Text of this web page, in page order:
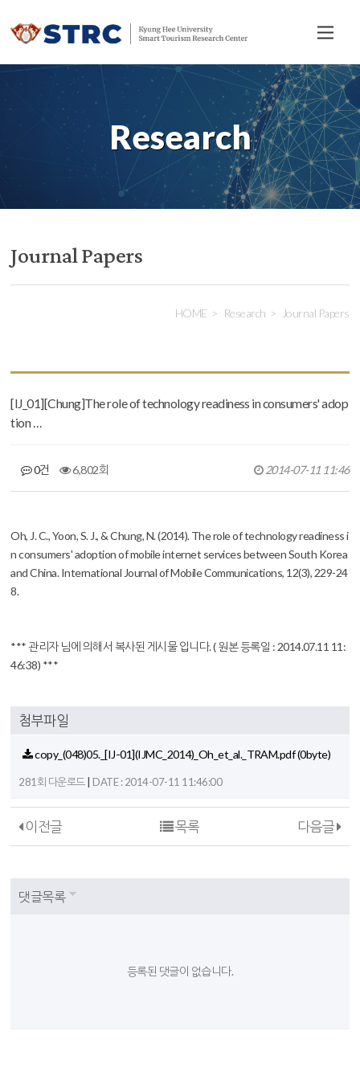
전
체
메
뉴
Research
Journal Papers
HOME Research Journal Papers
[IJ_01][Chung]The role of technology readiness in consumers' adop
tion …
0건 6,802회 2014-07-11 11:46
Oh, J. C., Yoon, S. J., & Chung, N. (2014). The role of technology readiness i
n consumers' adoption of mobile internet services between South Korea
and China.International Journal of Mobile Communications, 12(3), 229-24
8.
*** 관리자 님에 의해서 복사된 게시물 입니다. ( 원본 등록일 : 2014.07.11 11:
46:38) ***
첨부파일
copy_(048)05._[IJ-01](IJMC_2014)_Oh_et_al._TRAM.pdf(0byte)
281회 다운로드| DATE : 2014-07-11 11:46:00
이전글 다음글
목록
댓글목록
등록된 댓글이 없습니다.